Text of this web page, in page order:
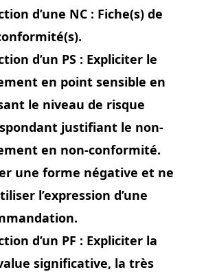
d’une NC : Fiche(s) de
d’un PS : Expliciter le
en point sensible en
le niveau de risque
justifiant le non-
en non-conformité.
une forme négative et ne
l’expression d’une
d’un PF : Expliciter la
significative, la très